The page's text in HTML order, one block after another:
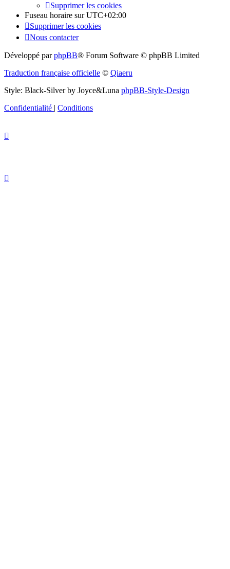
Supprimer les cookies
Fuseau horaire surUTC+02:00
Supprimer les cookies
Nous contacter
Développé parphpBB® Forum Software © phpBB Limited
Traduction française officielle © Qiaeru
Style: Black-Silver by Joyce&Luna phpBB-Style-Design
Confidentialité | Conditions